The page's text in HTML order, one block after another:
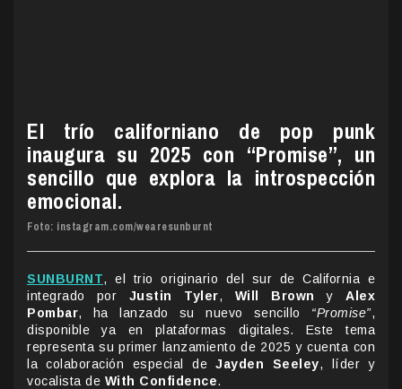
El trío californiano de pop punk
inaugura su 2025 con “Promise”, un
sencillo que explora la introspección
emocional.
Foto: instagram.com/wearesunburnt
SUNBURNT, el trio originario del sur de California e
integrado por Justin Tyler, Will Brown yAlex
Pombar, ha lanzado su nuevo sencillo “Promise”,
disponible ya en plataformas digitales. Este tema
representa su primer lanzamiento de 2025 y cuenta con
la colaboración especial deJayden Seeley, líder y
vocalista de With Confidence.